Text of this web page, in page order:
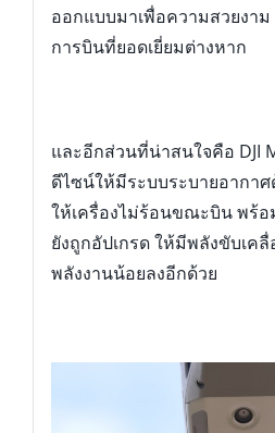
ออกแบบมาเพื่อความสวยงา
การบินที่ยอดเยี่ยมต่างหาก
และอีกส่วนที่น่าสนใจคือ DJI
ดีไซน์ให้มีระบบระบายอากา
ให้เครื่องไม่ร้อนขณะบิน พร้อ
ยังถูกอัปเกรด ให้มีพลังขับเค
พลังงานน้อยลงอีกด้วย